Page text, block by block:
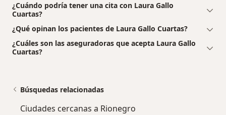
¿Cuándo podría tener una cita con Laura Gallo
Cuartas?
¿Qué opinan los pacientes de Laura Gallo Cuartas?
¿Cuáles son las aseguradoras que acepta Laura Gallo
Cuartas?
Búsquedas relacionadas
Ciudades cercanas a Rionegro